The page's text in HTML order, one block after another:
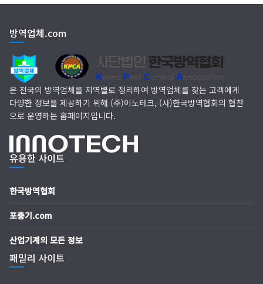
명성종합위생
방역업체.com
은 전국의 방역업체를 지역별로 정리하여 방역업체를 찾는 고객에게
다양한 정보를 제공하기 위해 (주)이노테크, (사)한국방역협회의 협찬
으로 운영하는 홈페이지입니다.
유용한 사이트
한국방역협회
포충기.com
산업기계의 모든 정보
패밀리 사이트